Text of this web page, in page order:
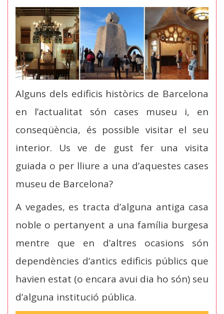
Alguns dels edificis històrics de Barcelona
en l’actualitat són cases museu i, en
conseqüència, és possible visitar el seu
interior. Us ve de gust fer una visita
guiada o per lliure a una d’aquestes cases
museu de Barcelona?
A vegades, es tracta d’alguna antiga casa
noble o pertanyent a una família burgesa
mentre que en d’altres ocasions són
dependències d’antics edificis públics que
havien estat (o encara avui dia ho són) seu
d’alguna institució pública.